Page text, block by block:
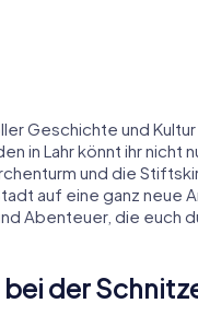
Geschichte und
in Lahr könnt ihr nicht
und die
auf eine ganz neue
Abenteuer, die euch
der